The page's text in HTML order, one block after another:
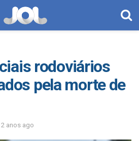
rodoviários
pela morte de
2 anos ago